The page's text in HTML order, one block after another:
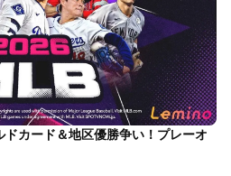
ドカード＆地区優勝争い！プレーオ